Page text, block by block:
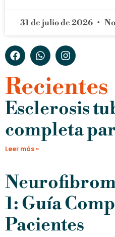
31 de julio de 2026
Recientes
Esclerosis
completa
Leer más »
1: Guía
Pacientes